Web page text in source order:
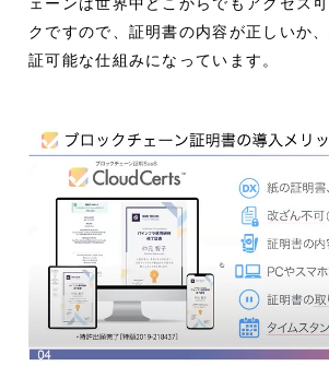
クですので、証明書の内容が正しいか
証可能な仕組みになっています。